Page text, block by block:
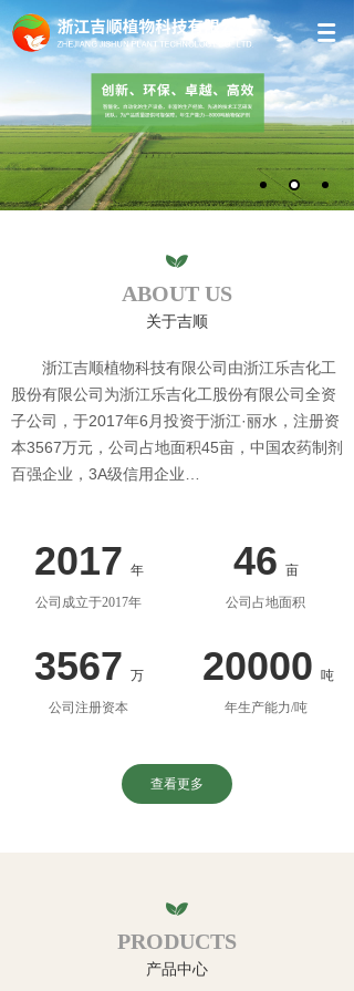
关于吉顺
ABOUT US
浙江吉顺植物科技有限公司由浙江乐吉化工
股份有限公司为浙江乐吉化工股份有限公司全资
子公司，于2017年6月投资于浙江·丽水，注册资
本3567万元，公司占地面积45亩，中国农药制剂
百强企业，3A级信用企业…
2017 年 46 亩
公司占地面积
公司成立于2017年
3567 万 20000 吨
年生产能力/吨
公司注册资本
查看更多
PRODUCTS
产品中心
关于我们